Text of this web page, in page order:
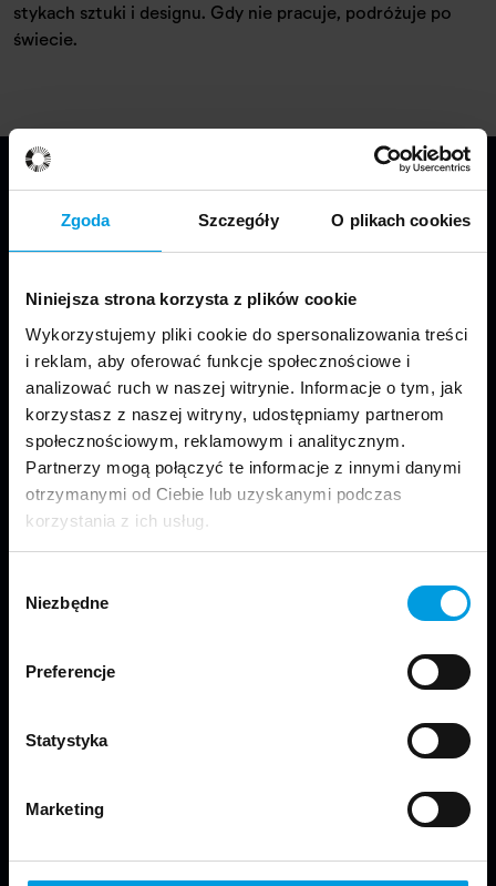
Zgoda Szczegóły O plikach cookies
Niniejsza strona korzysta z plików cookie
Wykorzystujemy pliki cookie do spersonalizowania treści
i reklam, aby oferować funkcje społecznościowe i
analizować ruch w naszej witrynie. Informacje o tym, jak
korzystasz z naszej witryny, udostępniamy partnerom
społecznościowym, reklamowym i analitycznym.
Partnerzy mogą połączyć te informacje z innymi danymi
otrzymanymi od Ciebie lub uzyskanymi podczas
korzystania z ich usług.
zgody
Niezbędne
Preferencje
Statystyka
Marketing
stykach sztuki i designu. Gdy nie pracuje, podróżuje po
świecie.
Jesteśmy częścią Wydziału Projektowania
w Warszawie Uniwersytetu SWPS.
Copyright © 2024 School of Form
Wydział Projektowania: